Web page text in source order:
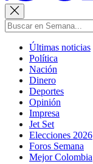
Últimas noticias
Política
Nación
Dinero
Deportes
Opinión
Impresa
Jet Set
Elecciones 2026
Foros Semana
Mejor Colombia